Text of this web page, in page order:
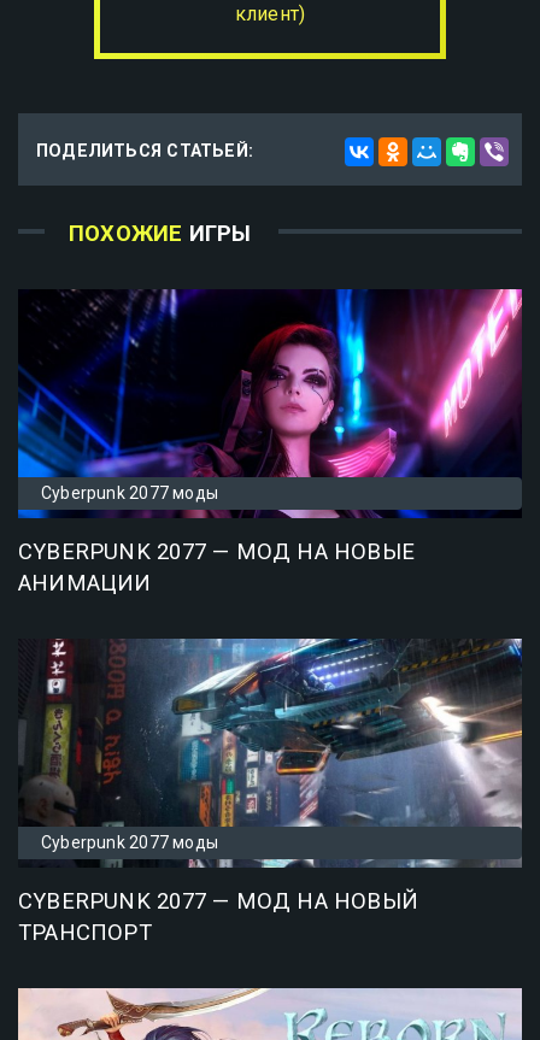
клиент)
ПОДЕЛИТЬСЯ СТАТЬЕЙ:
ПОХОЖИЕ ИГРЫ
Cyberpunk 2077 моды
CYBERPUNK 2077 — МОД НА НОВЫЕ
АНИМАЦИИ
Cyberpunk 2077 моды
CYBERPUNK 2077 — МОД НА НОВЫЙ
ТРАНСПОРТ